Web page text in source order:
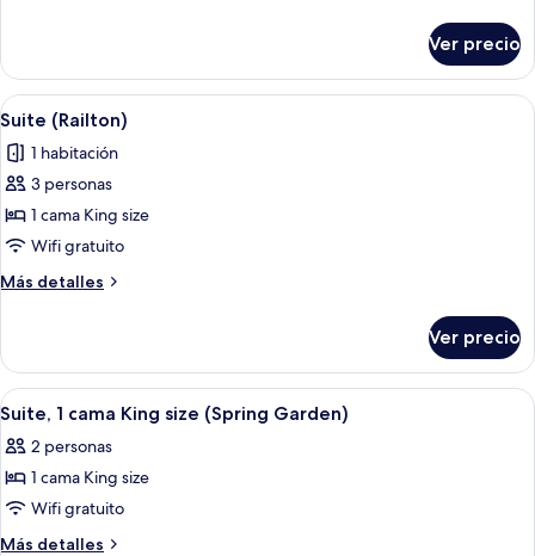
(Trafalgar)
Ver precio
Abrir
todas
las
fotos
de
Suite
(Railton)
Habitación de hotel con una cama
7
Suite (Railton)
1 habitación
3 personas
1 cama King size
Wifi gratuito
Más detalles
Más
(Railton)
Ver precio
Abrir
todas
las
fotos
de
Suite,
Un dormitorio con una cama, una
15
Suite, 1 cama King size (Spring Garden)
2 personas
1 cama King size
Wifi gratuito
Más detalles
Más